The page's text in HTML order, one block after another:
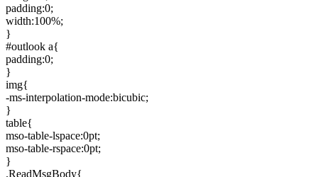
padding:0;
width:100%;
}
#outlook a{
padding:0;
}
img{
-ms-interpolation-mode:bicubic;
}
table{
mso-table-lspace:0pt;
mso-table-rspace:0pt;
}
.ReadMsgBody{